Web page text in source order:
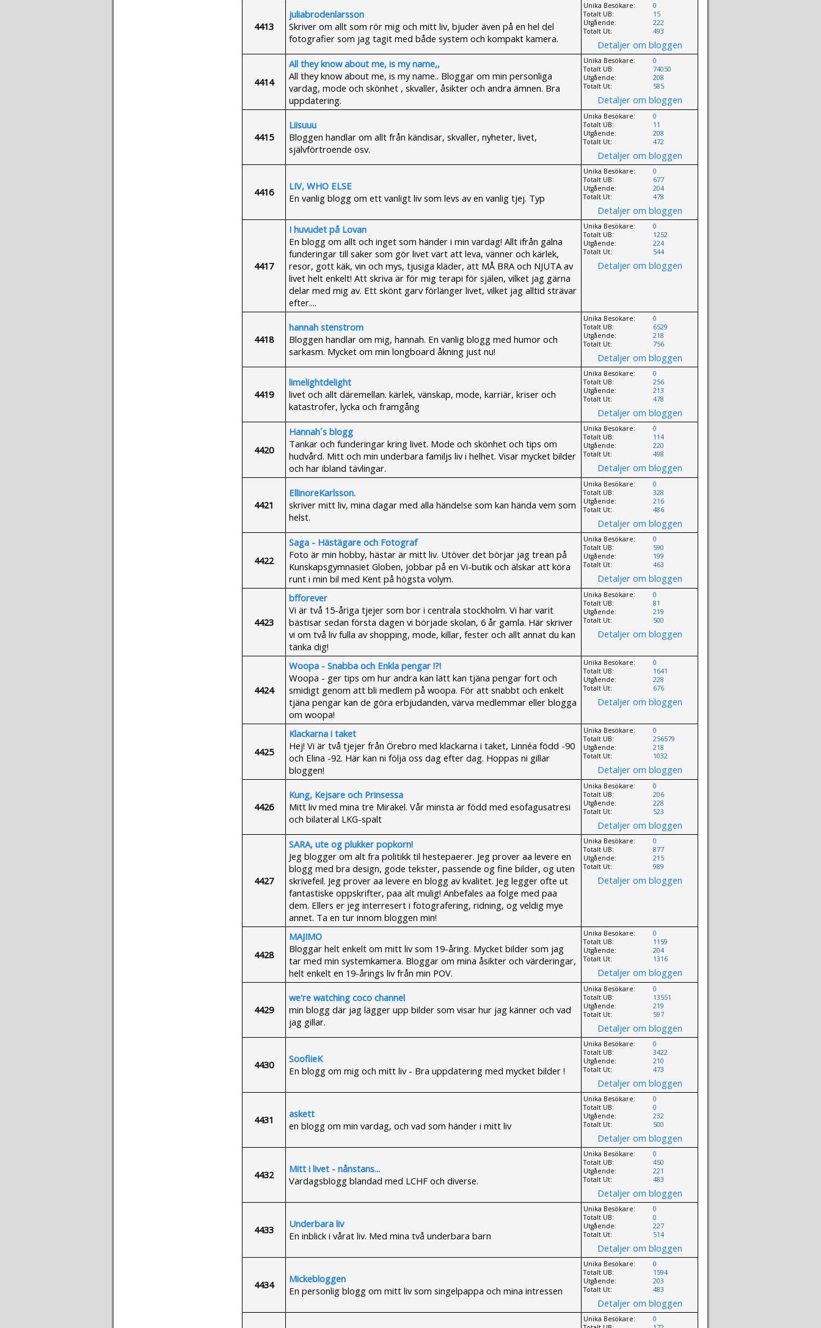
4413
juliabrodenlarsson
Skriver om allt som rör mig och mitt liv, bjuder även på en hel del
fotografier som jag tagit med både system och kompakt kamera.
Unika Besökare:
Totalt UB:
Utgående:
Totalt Ut:
0
15
222
493
Detaljer om bloggen
4414
All they know about me, is my name,,
All they know about me, is my name.. Bloggar om min personliga
vardag, mode och skönhet , skvaller, åsikter och andra ämnen. Bra
uppdatering.
Unika Besökare:
Totalt UB:
Utgående:
Totalt Ut:
0
74050
208
585
Detaljer om bloggen
4415
Liisuuu
Bloggen handlar om allt från kändisar, skvaller, nyheter, livet,
självförtroende osv.
Unika Besökare:
Totalt UB:
Utgående:
Totalt Ut:
0
11
208
472
Detaljer om bloggen
4416
LIV, WHO ELSE
En vanlig blogg om ett vanligt liv som levs av en vanlig tjej. Typ
Unika Besökare:
Totalt UB:
Utgående:
Totalt Ut:
0
677
204
478
Detaljer om bloggen
4417
I huvudet på Lovan
En blogg om allt och inget som händer i min vardag! Allt ifrån galna
funderingar till saker som gör livet värt att leva, vänner och kärlek,
resor, gott käk, vin och mys, tjusiga kläder, att MÅ BRA och NJUTA av
livet helt enkelt! Att skriva är för mig terapi för själen, vilket jag gärna
delar med mig av. Ett skönt garv förlänger livet, vilket jag alltid strävar
efter....
Unika Besökare:
Totalt UB:
Utgående:
Totalt Ut:
0
1252
224
544
Detaljer om bloggen
4418
hannah stenstrom
Bloggen handlar om mig, hannah. En vanlig blogg med humor och
sarkasm. Mycket om min longboard åkning just nu!
Unika Besökare:
Totalt UB:
Utgående:
Totalt Ut:
0
6529
218
756
Detaljer om bloggen
4419
limelightdelight
livet och allt däremellan. kärlek, vänskap, mode, karriär, kriser och
katastrofer, lycka och framgång
Unika Besökare:
Totalt UB:
Utgående:
Totalt Ut:
0
256
213
478
Detaljer om bloggen
4420
Hannah´s blogg
Tankar och funderingar kring livet. Mode och skönhet och tips om
hudvård. Mitt och min underbara familjs liv i helhet. Visar mycket bilder
och har ibland tävlingar.
Unika Besökare:
Totalt UB:
Utgående:
Totalt Ut:
0
114
220
498
Detaljer om bloggen
4421
EllinoreKarlsson.
skriver mitt liv, mina dagar med alla händelse som kan hända vem som
helst.
Unika Besökare:
Totalt UB:
Utgående:
Totalt Ut:
0
328
216
486
Detaljer om bloggen
4422
Saga - Hästägare och Fotograf
Foto är min hobby, hästar är mitt liv. Utöver det börjar jag trean på
Kunskapsgymnasiet Globen, jobbar på en Vi-butik och älskar att köra
runt i min bil med Kent på högsta volym.
Unika Besökare:
Totalt UB:
Utgående:
Totalt Ut:
0
590
199
463
Detaljer om bloggen
4423
bfforever
Vi är två 15-åriga tjejer som bor i centrala stockholm. Vi har varit
bästisar sedan första dagen vi började skolan, 6 år gamla. Här skriver
vi om två liv fulla av shopping, mode, killar, fester och allt annat du kan
tänka dig!
Unika Besökare:
Totalt UB:
Utgående:
Totalt Ut:
0
81
219
500
Detaljer om bloggen
4424
Woopa - Snabba och Enkla pengar !?!
Woopa - ger tips om hur andra kan lätt kan tjäna pengar fort och
smidigt genom att bli medlem på woopa. För att snabbt och enkelt
tjäna pengar kan de göra erbjudanden, värva medlemmar eller blogga
om woopa!
Unika Besökare:
Totalt UB:
Utgående:
Totalt Ut:
0
1641
228
676
Detaljer om bloggen
4425
Klackarna i taket
Hej! Vi är två tjejer från Örebro med klackarna i taket, Linnéa född -90
och Elina -92. Här kan ni följa oss dag efter dag. Hoppas ni gillar
bloggen!
Unika Besökare:
Totalt UB:
Utgående:
Totalt Ut:
0
256579
218
1032
Detaljer om bloggen
4426
Kung, Kejsare och Prinsessa
Mitt liv med mina tre Mirakel. Vår minsta är född med esofagusatresi
och bilateral LKG-spalt
Unika Besökare:
Totalt UB:
Utgående:
Totalt Ut:
0
206
228
523
Detaljer om bloggen
4427
SARA, ute og plukker popkorn!
Jeg blogger om alt fra politikk til hestepaerer. Jeg prover aa levere en
blogg med bra design, gode tekster, passende og fine bilder, og uten
skrivefeil. Jeg prover aa levere en blogg av kvalitet. Jeg legger ofte ut
fantastiske oppskrifter, paa alt mulig! Anbefales aa folge med paa
dem. Ellers er jeg interresert i fotografering, ridning, og veldig mye
annet. Ta en tur innom bloggen min!
Unika Besökare:
Totalt UB:
Utgående:
Totalt Ut:
0
877
215
989
Detaljer om bloggen
4428
MAJIMO
Bloggar helt enkelt om mitt liv som 19-åring. Mycket bilder som jag
tar med min systemkamera. Bloggar om mina åsikter och värderingar,
helt enkelt en 19-årings liv från min POV.
Unika Besökare:
Totalt UB:
Utgående:
Totalt Ut:
0
1159
204
1316
Detaljer om bloggen
4429
we're watching coco channel
min blogg där jag lägger upp bilder som visar hur jag känner och vad
jag gillar.
Unika Besökare:
Totalt UB:
Utgående:
Totalt Ut:
0
13551
219
597
Detaljer om bloggen
4430
SoofiieK
En blogg om mig och mitt liv - Bra uppdatering med mycket bilder !
Unika Besökare:
Totalt UB:
Utgående:
Totalt Ut:
0
3422
210
473
Detaljer om bloggen
4431
askett
en blogg om min vardag, och vad som händer i mitt liv
Unika Besökare:
Totalt UB:
Utgående:
Totalt Ut:
0
0
232
500
Detaljer om bloggen
4432
Mitt i livet - nånstans...
Vardagsblogg blandad med LCHF och diverse.
Unika Besökare:
Totalt UB:
Utgående:
Totalt Ut:
0
450
221
483
Detaljer om bloggen
4433
Underbara liv
En inblick i vårat liv. Med mina två underbara barn
Unika Besökare:
Totalt UB:
Utgående:
Totalt Ut:
0
0
227
514
Detaljer om bloggen
4434
Mickebloggen
En personlig blogg om mitt liv som singelpappa och mina intressen
Unika Besökare:
Totalt UB:
Utgående:
Totalt Ut:
0
1594
203
483
Detaljer om bloggen
Unika Besökare:
0